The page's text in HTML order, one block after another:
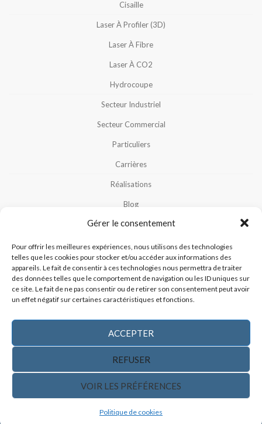
Gérer le consentement
Pour offrir les meilleures expériences, nous utilisons des technologies
telles que les cookies pour stocker et/ou accéder aux informations des
appareils. Le fait de consentir à ces technologies nous permettra de traiter
des données telles que le comportement de navigation ou les ID uniques sur
ce site. Le fait de ne pas consentir ou de retirer son consentement peut avoir
un effet négatif sur certaines caractéristiques et fonctions.
ACCEPTER
REFUSER
VOIR LES PRÉFÉRENCES
Politique de cookies
Cisaille
Laser À Profiler (3D)
Laser À Fibre
Laser À CO2
Hydrocoupe
Secteur Industriel
Secteur Commercial
Particuliers
Carrières
Réalisations
Blog
Notre Équipe
Nous Contacter
Politique De Cookies (CA)
Politique De Confidentialité